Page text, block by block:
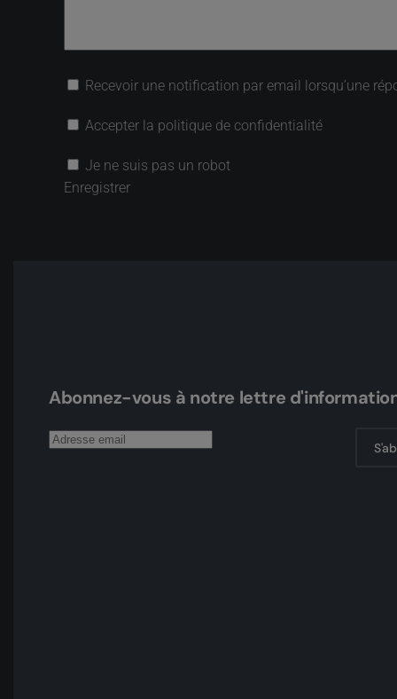
Recevoir une notification par email lorsqu’une
Accepter la politique de confidentialité
Je ne suis pas un robot
Enregistrer
Abonnez-vous à notre lettre